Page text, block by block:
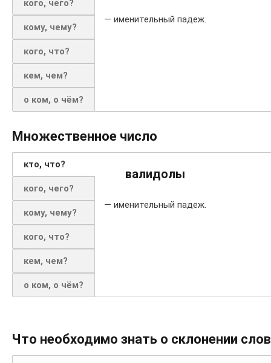
кого, чего?
кому, чему?
кого, что?
кем, чем?
о ком, о чём?
— именительный падеж.
Множественное число
кто, что?
кого, чего?
кому, чему?
кого, что?
кем, чем?
о ком, о чём?
валидолы
— именительный падеж.
Что необходимо знать о склонении